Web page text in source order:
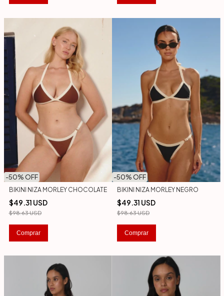
-50% OFF
BIKINI NIZA MORLEY CHOCOLATE
$49.31 USD
$98.63 USD
Comprar
-50% OFF
BIKINI NIZA MORLEY NEGRO
$49.31 USD
$98.63 USD
Comprar